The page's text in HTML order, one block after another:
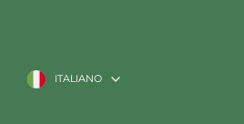
ITALIANO